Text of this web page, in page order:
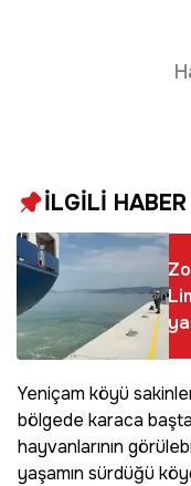
İLGİLİ HABER
Yeniçam köyü
bölgede karaca
hayvanlarının
yaşamın sürdüğü